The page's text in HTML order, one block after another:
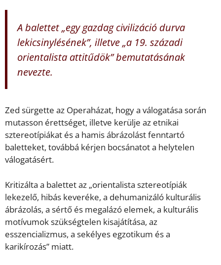
A balettet „egy gazdag civilizáció durva
lekicsinylésének”, illetve „a 19. századi
orientalista attitűdök” bemutatásának
nevezte.
Zed sürgette az Operaházat, hogy a válogatása során
mutasson érettséget, illetve kerülje az etnikai
sztereotípiákat és a hamis ábrázolást fenntartó
baletteket, továbbá kérjen bocsánatot a helytelen
válogatásért.
Kritizálta a balettet az „orientalista sztereotípiák
lekezelő, hibás keveréke, a dehumanizáló kulturális
ábrázolás, a sértő és megalázó elemek, a kulturális
motívumok szükségtelen kisajátítása, az
esszencializmus, a sekélyes egzotikum és a
karikírozás” miatt.